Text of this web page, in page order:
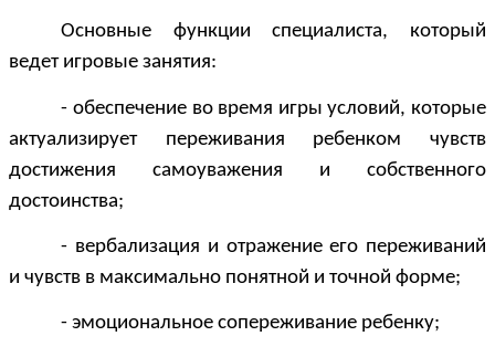
Основные функции специалиста, который
ведет игровые занятия:
- обеспечение во время игры условий, которые
актуализирует переживания ребенком чувств
достижения самоуважения и собственного
достоинства;
- вербализация и отражение его переживаний
и чувств в максимально понятной и точной форме;
- эмоциональное сопереживание ребенку;